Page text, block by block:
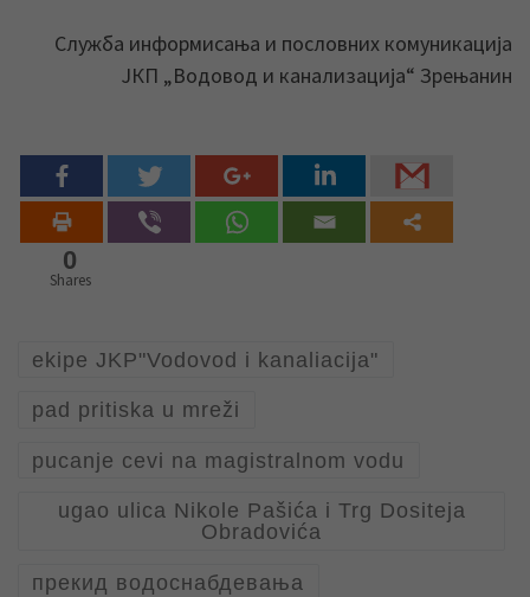
Служба информисања и пословних комуникација
ЈКП „Водовод и канализација“ Зрењанин
0
Shares
ekipe JKP"Vodovod i kanaliacija"
pad pritiska u mreži
pucanje cevi na magistralnom vodu
ugao ulica Nikole Pašića i Trg Dositeja
Obradovića
прекид водоснабдевања